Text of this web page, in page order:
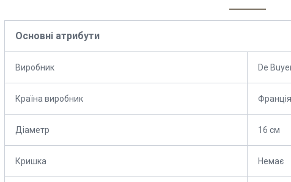
Основні атрибути
Виробник De
Країна виробник Франція
Діаметр 16 см
Кришка Немає